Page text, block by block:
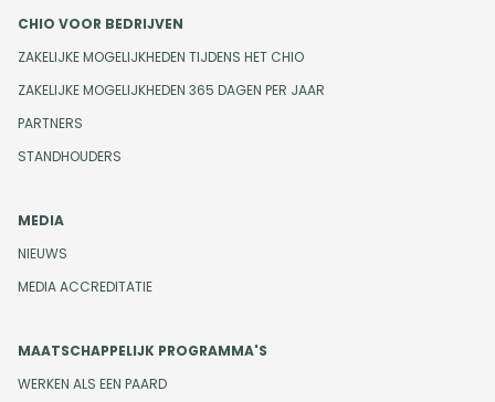
CHIO VOOR BEDRIJVEN
ZAKELIJKE MOGELIJKHEDEN TIJDENS HET CHIO
ZAKELIJKE MOGELIJKHEDEN 365 DAGEN PER JAAR
PARTNERS
STANDHOUDERS
MEDIA
NIEUWS
MEDIA ACCREDITATIE
MAATSCHAPPELIJK PROGRAMMA'S
WERKEN ALS EEN PAARD